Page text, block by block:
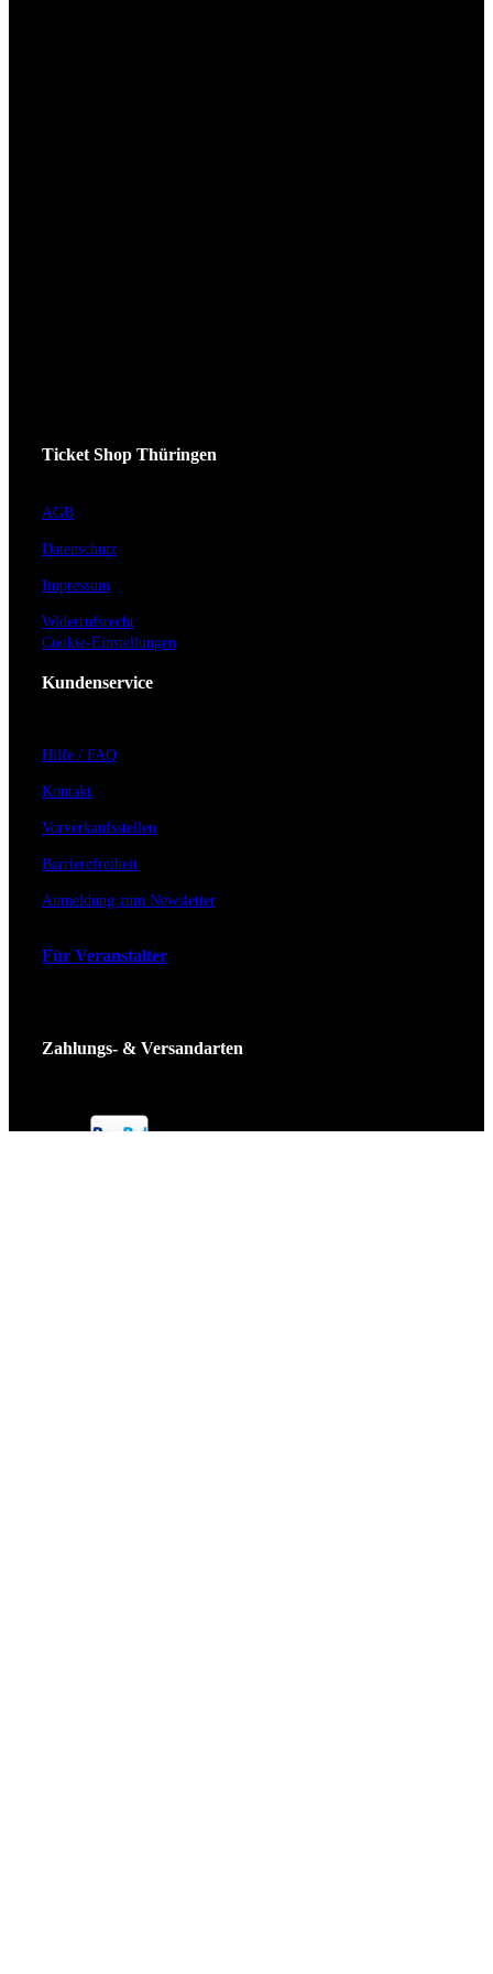
Ticket Shop Thüringen
AGB
Datenschutz
Impressum
Widerrufsrecht
Cookie-Einstellungen
Kundenservice
Hilfe / FAQ
Kontakt
Vorverkaufsstellen
Barrierefreiheit
Anmeldung zum Newsletter
Für Veranstalter
Zahlungs- & Versandarten